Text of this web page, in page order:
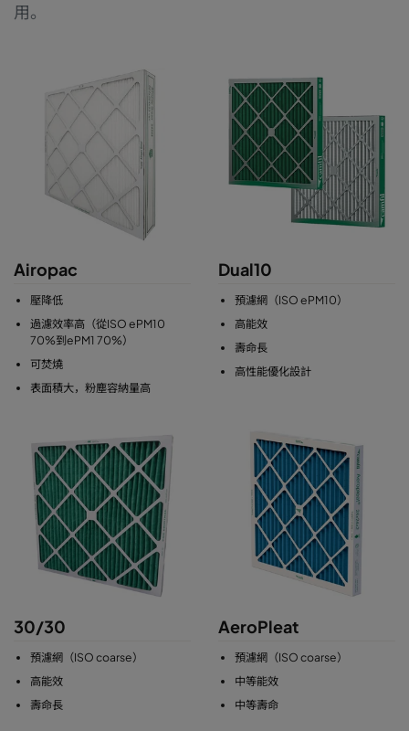
用。
Airopac
壓降低
過濾效率高（從ISO ePM10
70%到ePM1 70%）
可焚燒
表面積大，粉塵容納量高
Dual10
預濾網（ISO ePM10）
高能效
壽命長
高性能優化設計
30/30
預濾網（ISO coarse）
高能效
壽命長
AeroPleat
預濾網（ISO coarse）
中等能效
中等壽命